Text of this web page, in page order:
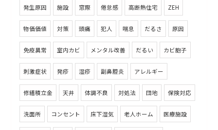
発生原因 施設 窓際 倦怠感 高断熱住宅 ZEH
物価価値 対策 頭痛 犯人 喘息 だるさ 原因
免疫異常 室内カビ メンタル改善 だるい カビ胞子
刺激症状 発疹 湿疹 副鼻腔炎 アレルギー
修繕積立金 天井 体調不良 対処法 団地 保険対応
洗面所 コンセント 床下湿気 老人ホーム 医療施設